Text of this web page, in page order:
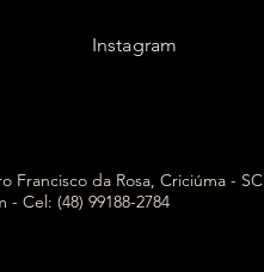
Instagram
Francisco da Rosa, Criciúma - SC
- Cel: (48) 99188-2784